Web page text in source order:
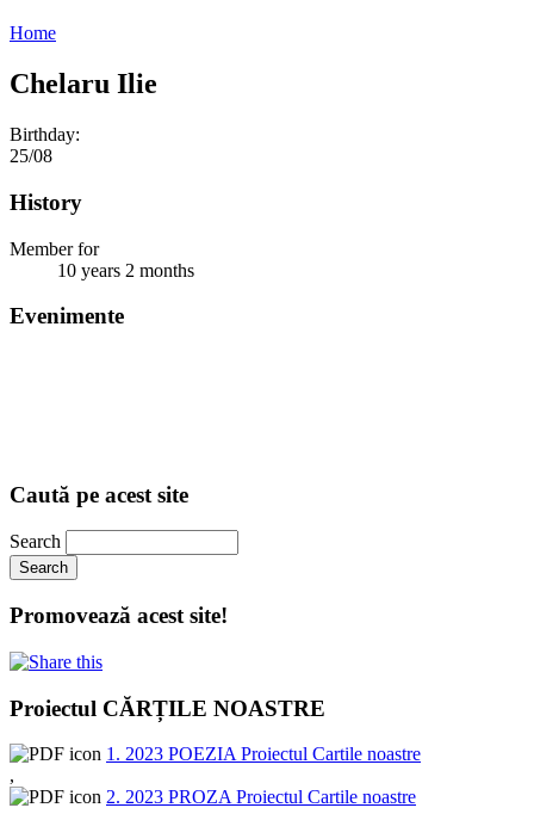
Home
Chelaru Ilie
Birthday:
25/08
History
Member for
10 years 2 months
Evenimente
Caută pe acest site
Search
Promovează acest site!
Proiectul CĂRȚILE NOASTRE
1. 2023 POEZIA Proiectul Cartile noastre
,
2. 2023 PROZA Proiectul Cartile noastre